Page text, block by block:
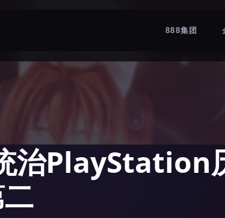
888集团
治PlayStation